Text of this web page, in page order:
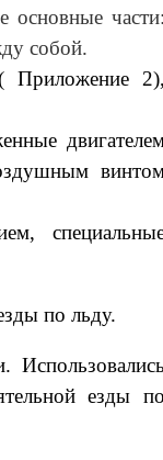
основные
собой.
Приложение
по льду.
езды